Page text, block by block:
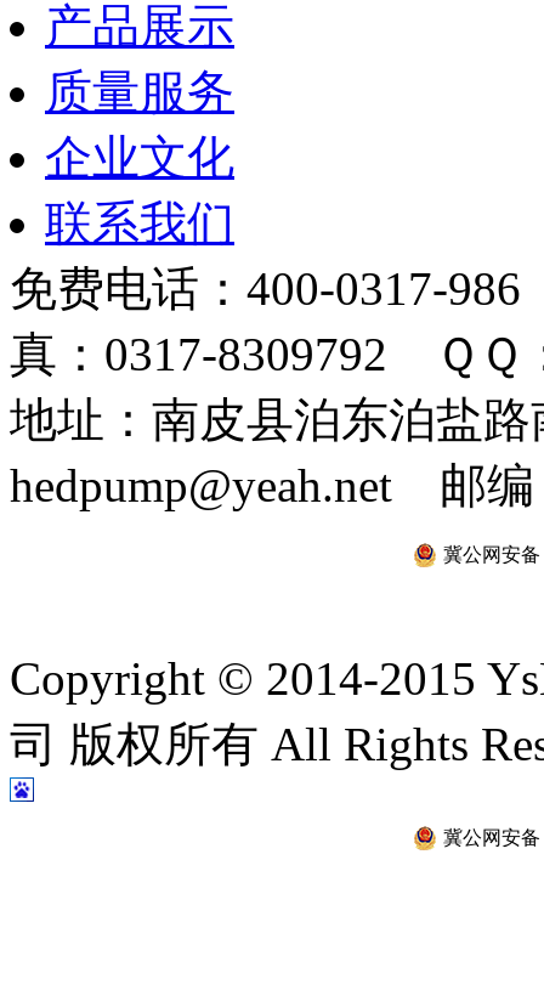
产品展示
质量服务
企业文化
联系我们
免费电话：400-0317-
真：0317-8309792 ＱＱ
地址：南皮县泊东泊盐
hedpump@yeah.net 邮编
冀公网安备
Copyright © 2014-2015
司 版权所有 All Rights
冀公网安备